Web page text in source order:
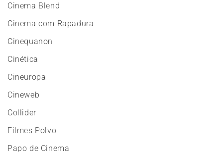
Cinema Blend
Cinema com Rapadura
Cinequanon
Cinética
Cineuropa
Cineweb
Collider
Filmes Polvo
Papo de Cinema